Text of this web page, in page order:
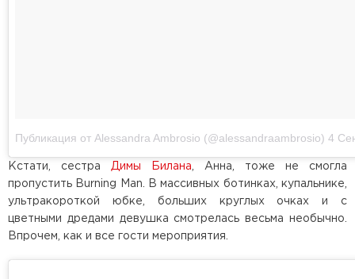
Публикация от Alessandra Ambrosio (@alessandraambrosio) 4 Сен
Кстати, сестра Димы Билана , Анна, тоже не смогла
пропустить Burning Man. В массивных ботинках, купальнике,
ультракороткой юбке, больших круглых очках и с
цветными дредами девушка смотрелась весьма необычно.
Впрочем, как и все гости мероприятия.